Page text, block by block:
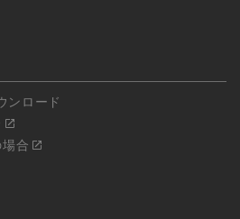
ンロード
場合